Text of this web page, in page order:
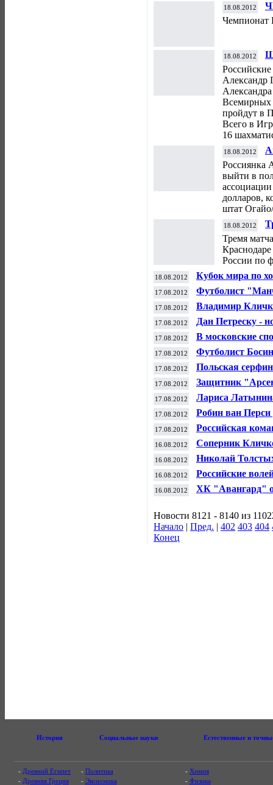
18.08.2012
Чемпионат
18.08.2012
Александр
Всемирных
пройдут в
Всего в
16
18.08.2012
Россиянка
выйти в
долларов,
штат
18.08.2012
Тремя
Краснодаре
России по
18.08.2012
Кубок мира по
стартует в Омске
17.08.2012
Футболист
оштрафован на
высказывания
17.08.2012 Владимир
17.08.2012
Дан Петреску -
футбольного
17.08.2012
В московские
записаться
17.08.2012
Футболист
присоединился
17.08.2012
Польская
Олимпиады-2012
17.08.2012
Защитник
"Суонси"
17.08.2012
Лариса
Vuitton
17.08.2012
Робин ван Перси
переходом в МЮ
17.08.2012
Российская
рейтинге
16.08.2012 Соперник
16.08.2012
Николай
главы РФС
16.08.2012
Российские
турнира в
16.08.2012
ХК "Авангард"
Новости 8121 - 8140 из
Начало | Пред. | 402 403 404
Конец
История Социальные науки Естественные и
- Древний Египет
- Древняя Греция
- Политика
- Экономика
- Химия
- Физика